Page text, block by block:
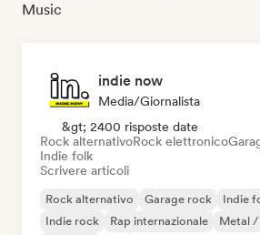
Music
indie now
Media/Giornalista
&gt; 2400 risposte date
Rock alternativoRock elettronico
Indie folk
Scrivere articoli
Rock alternativo Garage rock Indie
Indie rock
Rap internazionale
Metal /